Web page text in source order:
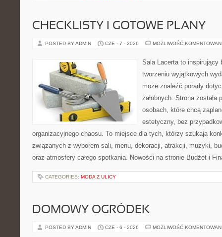
CHECKLISTY I GOTOWE PLANY
POSTED BY ADMIN CZE - 7 - 2026 MOŻLIWOŚĆ
Sala Lacerta to inspirujący
tworzeniu wyjątkowych
może znaleźć porady
żałobnych. Strona została
osobach, które chcą
estetyczny, bez
organizacyjnego chaosu. To miejsce dla tych, którzy szukają
związanych z wyborem sali, menu, dekoracji, atrakcji, muzyki,
oraz atmosfery całego spotkania. Nowości na stronie Budżet i
CATEGORIES: MODA Z ULICY
DOMOWY OGRÓDEK
POSTED BY ADMIN CZE - 6 - 2026 MOŻLIWOŚĆ